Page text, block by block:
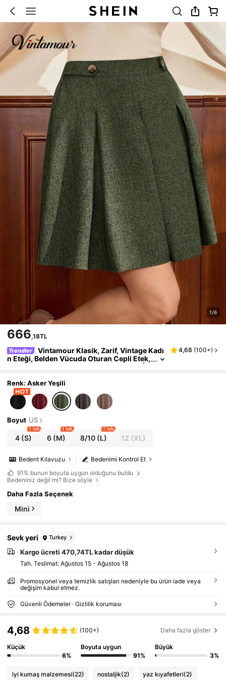
1/6
666,18TL
Trendler
Vintamour Klasik, Zarif, Vintage Kadı
n Eteği, Belden Vücuda Oturan Cepli Etek,
Kahverengi Kısa Etek, Yaz ve Sonbahar İçi
dınlara Uygun
4,68 (100+)
Renk: Asker Yeşili
Boyut US
4 (S)
1 left
6 (M)
1 left
8/10(L)
7 left
12 (XL)
Bedenimi Kontrol Et
Bedent Kılavuzu
91% bunun boyuta uygun olduğunu buldu
Bedeniniz değil mi? Bize söyle
Daha Fazla Seçenek
Mini
Sevk yeri Turkey
Kargo ücreti 470,74TL kadar düşük
Tah. Teslimat: Ağustos 15 - Ağustos 18
Promosyonel veya temizlik satışları nedeniyle bu ürün iade veya
değişim kabul etmez.
Güvenli Ödemeler · Gizlilik koruması
4,68 (100+) Daha fazla göster
Küçük
6%
Boyuta uygun
91%
Büyük
3%
iyi kumaş malzemesi(22) nostaljik(2) yaz kıyafetleri(2)